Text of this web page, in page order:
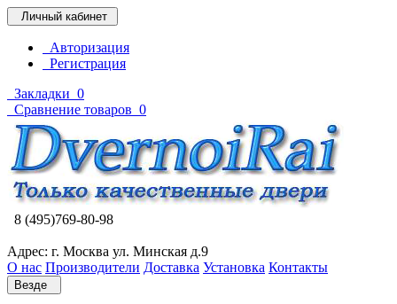
Личный кабинет
Авторизация
Регистрация
Закладки 0
Сравнение товаров 0
8 (495)769-80-98
Адрес: г. Москва ул. Минская д.9
О нас Производители Доставка Установка Контакты
Везде